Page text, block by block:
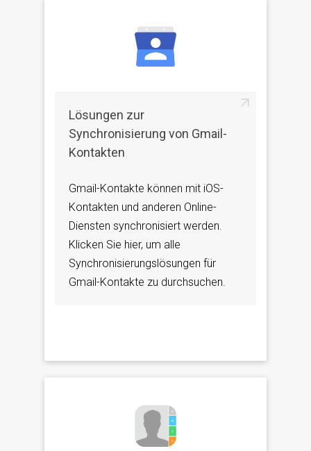
Lösungen zur
Synchronisierung von Gmail-
Kontakten
Gmail-Kontakte können mit iOS-
Kontakten und anderen Online-
Diensten synchronisiert werden.
Klicken Sie hier, um alle
Synchronisierungslösungen für
Gmail-Kontakte zu durchsuchen.